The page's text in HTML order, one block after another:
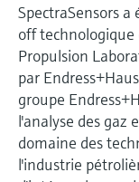
éclatées et notices de
pour un
Voir tous
SpectraSensors
off technologique
Propulsion
par
groupe
l'analyse des gaz
domaine des
l'industrie